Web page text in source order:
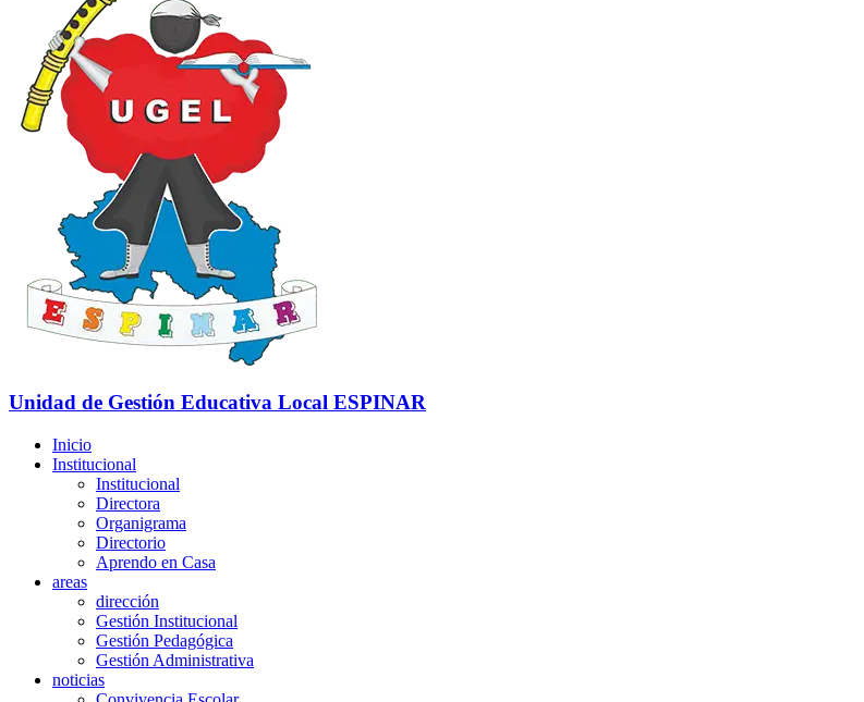
Unidad de Gestión Educativa Local ESPINAR
Inicio
Institucional
Institucional
Directora
Organigrama
Directorio
Aprendo en Casa
areas
dirección
Gestión Institucional
Gestión Pedagógica
Gestión Administrativa
noticias